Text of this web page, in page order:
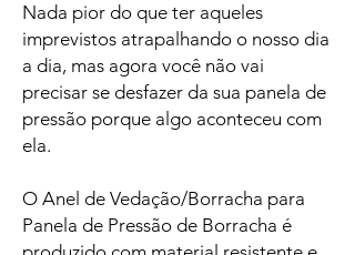
Nada pior do que ter aqueles
imprevistos atrapalhando o nosso dia
a dia, mas agora você não vai
precisar se desfazer da sua panela de
pressão porque algo aconteceu com
ela.
O Anel de Vedação/Borracha para
Panela de Pressão de Borracha é